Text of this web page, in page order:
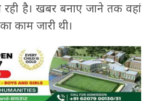
है। खबर बनाए जाने तक वहां
काम जारी थी।